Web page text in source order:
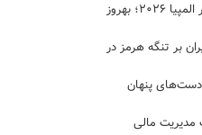
نبرد دو غول ایرانی در مستر المپیا ۲۰۲۶؛ بهروز
بر تنگه هرمز در
دست‌های پنهان
مالی